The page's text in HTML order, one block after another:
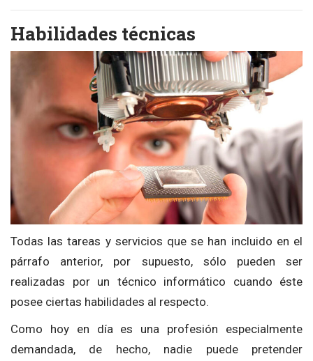
Habilidades técnicas
Todas las tareas y servicios que se han incluido en el
párrafo anterior, por supuesto, sólo pueden ser
realizadas por un técnico informático cuando éste
posee ciertas habilidades al respecto.
Como hoy en día es una profesión especialmente
demandada, de hecho, nadie puede pretender